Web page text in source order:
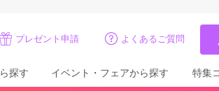
プレゼント申請 よくあるご質問
探す イベント・フェアから探す 特集